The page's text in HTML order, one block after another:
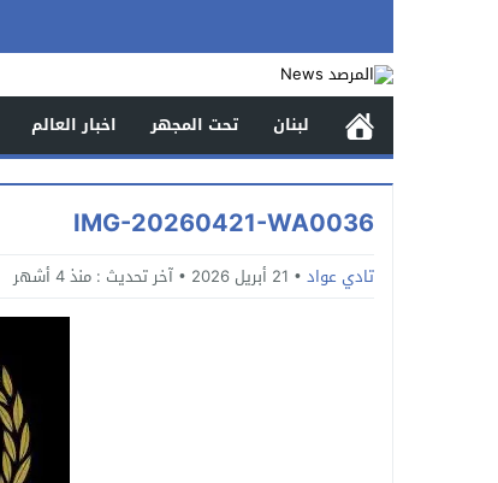
لبنان تحت المجهر اخبار العالم
IMG-20260421-WA0036
تادي عواد 21 أبريل 2026 آخر تحديث : منذ 4 أشهر